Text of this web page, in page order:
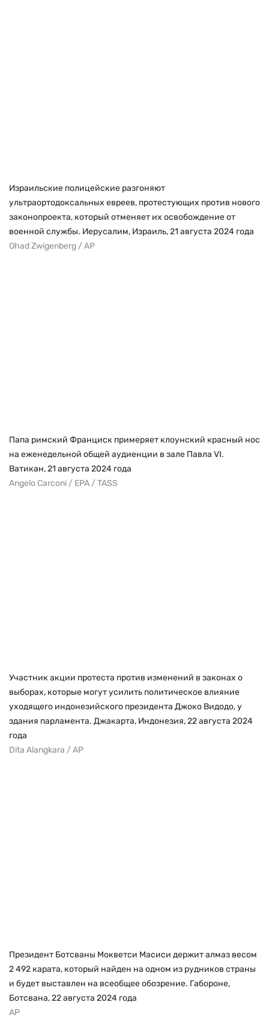
Израильские полицейские разгоняют
ультраортодоксальных евреев, протестующих против нового
законопроекта, который отменяет их освобождение от
военной службы. Иерусалим, Израиль, 21 августа 2024 года
Ohad Zwigenberg / AP
Папа римский Франциск примеряет клоунский красный нос
на еженедельной общей аудиенции в зале Павла VI.
Ватикан, 21 августа 2024 года
Angelo Carconi / EPA / TASS
Участник акции протеста против изменений в законах о
выборах, которые могут усилить политическое влияние
уходящего индонезийского президента Джоко Видодо, у
здания парламента. Джакарта, Индонезия, 22 августа 2024
года
Dita Alangkara / AP
Президент Ботсваны Мокветси Масиси держит алмаз весом
2 492 карата, который найден на одном из рудников страны
и будет выставлен на всеобщее обозрение. Габороне,
Ботсвана, 22 августа 2024 года
AP